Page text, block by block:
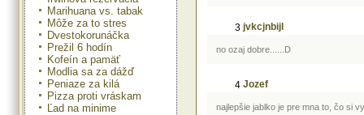
Marihuana vs. tabak
Môže za to stres
Dvestokorunáčka
Prežil 6 hodín
Kofeín a pamäť
Modlia sa za dážď
Peniaze za kilá
Pizza proti vráskam
Ľad na minime
3 jvkcjnbijl
no ozaj dobre......D
4 Jozef
najlepšie jablko je pre mna to, čo si